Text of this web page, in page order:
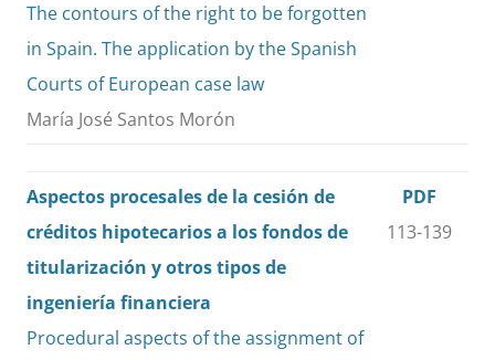
The contours of the right to be forgotten
in Spain. The application by the Spanish
Courts of European case law
María José Santos Morón
Aspectos procesales de la cesión de
créditos hipotecarios a los fondos de
titularización y otros tipos de
ingeniería financiera
Procedural aspects of the assignment of
PDF
113-139